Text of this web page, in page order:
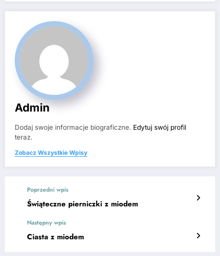
Admin
Dodaj swoje informacje biograficzne. Edytuj swój profil
teraz.
Zobacz Wszystkie Wpisy
Poprzedni wpis
Świąteczne pierniczki z miodem
Następny wpis
Ciasta z miodem